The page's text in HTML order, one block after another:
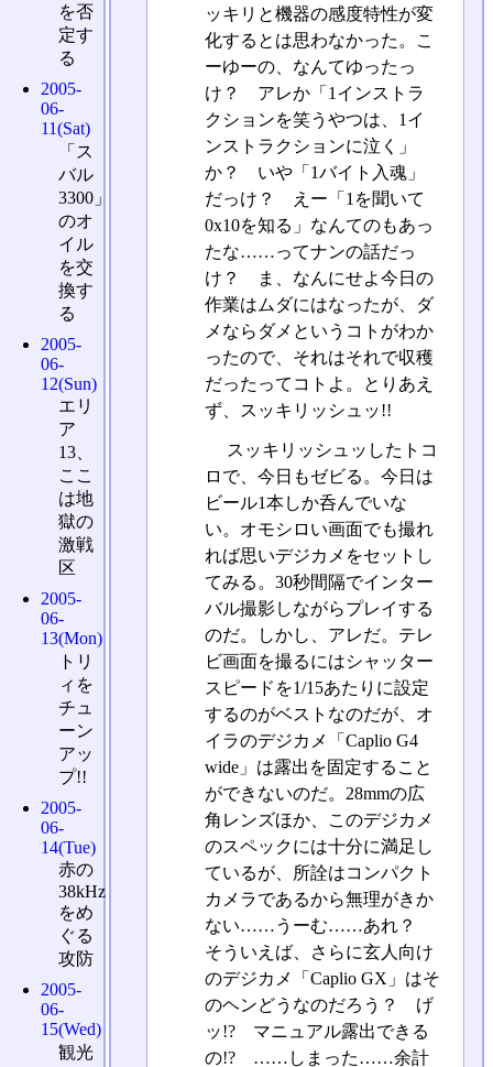
ッキリと機器の感度特性が変
化するとは思わなかった。こ
ーゆーの、なんてゆったっ
け？ アレか「1インストラ
クションを笑うやつは、1イ
ンストラクションに泣く」
か？ いや「1バイト入魂」
だっけ？ えー「1を聞いて
0x10を知る」なんてのもあっ
たな……ってナンの話だっ
け？ ま、なんにせよ今日の
作業はムダにはなったが、ダ
メならダメというコトがわか
ったので、それはそれで収穫
だったってコトよ。とりあえ
ず、スッキリッシュッ!!
スッキリッシュッしたトコ
ロで、今日もゼビる。今日は
ビール1本しか呑んでいな
い。オモシロい画面でも撮れ
れば思いデジカメをセットし
てみる。30秒間隔でインター
バル撮影しながらプレイする
のだ。しかし、アレだ。テレ
ビ画面を撮るにはシャッター
スピードを1/15あたりに設定
するのがベストなのだが、オ
イラのデジカメ「Caplio G4
wide」は露出を固定すること
ができないのだ。28mmの広
角レンズほか、このデジカメ
のスペックには十分に満足し
ているが、所詮はコンパクト
カメラであるから無理がきか
ない……うーむ……あれ？
そういえば、さらに玄人向け
のデジカメ「Caplio GX」はそ
のヘンどうなのだろう？ げ
ッ!? マニュアル露出できる
の!? ……しまった……余計
を否
定す
る
2005-
06-
11(Sat)
「ス
バル
3300」
のオ
イル
を交
換す
る
2005-
06-
12(Sun)
エリ
ア
13、
ここ
は地
獄の
激戦
区
2005-
06-
13(Mon)
トリ
ィを
チュ
ーン
アッ
プ!!
2005-
06-
14(Tue)
赤の
38kHz
をめ
ぐる
攻防
2005-
06-
15(Wed)
観光